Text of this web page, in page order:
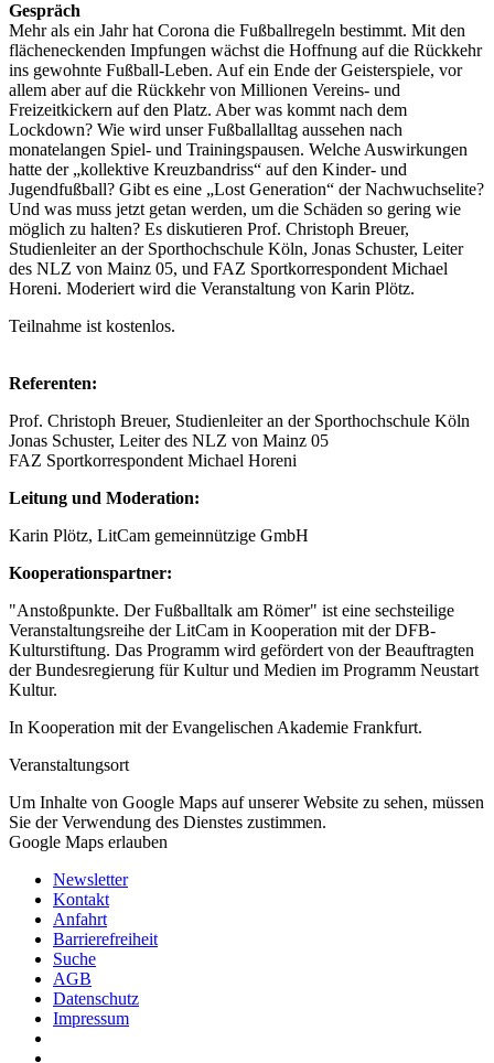
Gespräch
Mehr als ein Jahr hat Corona die Fußballregeln bestimmt. Mit den
flächeneckenden Impfungen wächst die Hoffnung auf die Rückkehr
ins gewohnte Fußball-Leben. Auf ein Ende der Geisterspiele, vor
allem aber auf die Rückkehr von Millionen Vereins- und
Freizeitkickern auf den Platz. Aber was kommt nach dem
Lockdown? Wie wird unser Fußballalltag aussehen nach
monatelangen Spiel- und Trainingspausen. Welche Auswirkungen
hatte der „kollektive Kreuzbandriss“ auf den Kinder- und
Jugendfußball? Gibt es eine „Lost Generation“ der Nachwuchselite?
Und was muss jetzt getan werden, um die Schäden so gering wie
möglich zu halten? Es diskutieren Prof. Christoph Breuer,
Studienleiter an der Sporthochschule Köln, Jonas Schuster, Leiter
des NLZ von Mainz 05, und FAZ Sportkorrespondent Michael
Horeni. Moderiert wird die Veranstaltung von Karin Plötz.
Teilnahme ist kostenlos.
Referenten:
Prof. Christoph Breuer, Studienleiter an der Sporthochschule Köln
Jonas Schuster, Leiter des NLZ von Mainz 05
FAZ Sportkorrespondent Michael Horeni
Leitung und Moderation:
Karin Plötz, LitCam gemeinnützige GmbH
Kooperationspartner:
"Anstoßpunkte. Der Fußballtalk am Römer" ist eine sechsteilige
Veranstaltungsreihe der LitCam in Kooperation mit der DFB-
Kulturstiftung. Das Programm wird gefördert von der Beauftragten
der Bundesregierung für Kultur und Medien im Programm Neustart
Kultur.
In Kooperation mit der Evangelischen Akademie Frankfurt.
Veranstaltungsort
Um Inhalte von Google Maps auf unserer Website zu sehen, müssen
Sie der Verwendung des Dienstes zustimmen.
Google Maps erlauben
Newsletter
Kontakt
Anfahrt
Barrierefreiheit
Suche
AGB
Datenschutz
Impressum